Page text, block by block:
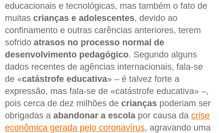
educacionais e tecnológicas, mas também o fato de
muitas crianças e adolescentes, devido ao
confinamento e outras carências anteriores, terem
sofrido atrasos no processo normal de
desenvolvimento pedagógico. Segundo alguns
dados recentes de agências internacionais, fala-se
de «catástrofe educativa» – é talvez forte a
expressão, mas fala-se de «catástrofe educativa» –,
pois cerca de dez milhões de crianças poderiam ser
obrigadas a abandonar a escola por causa da crise
econômica gerada pelo coronavírus, agravando uma